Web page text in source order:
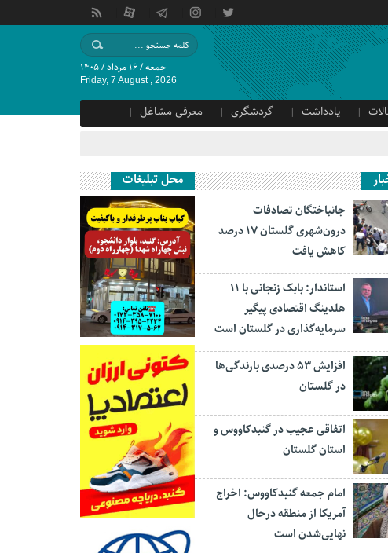
جمعه / ۱۶ مرداد / ۱۴۰۵
Friday, 7 August , 2026
یادداشت گردشگری
معرفی مشاغل
جانباختگان تصادفات
درون‌شهری گلستان ۱۷ درصد
کاهش یافت
استاندار: بابک زنجانی با ۱۱
هلدینگ اقتصادی پیگیر
سرمایه‌گذاری در گلستان است
افزایش ۵۳ درصدی بارندگی‌ها
در گلستان
اتفاقی عجیب در‌ گنبدکاووس و
استان گلستان
امام جمعه گنبدکاووس: اخراج
آمریکا از منطقه درحال
نهایی‌شدن است
محل تبلیغات